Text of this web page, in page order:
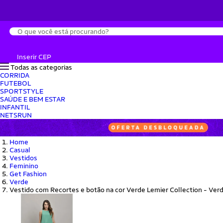
Busca
Inserir CEP
Todas as categorias
CORRIDA
FUTEBOL
SPORTSTYLE
SAÚDE E BEM ESTAR
INFANTIL
NETSRUN
Home
Casual
Vestidos
Feminino
Get Fashion
Verde
Vestido com Recortes e botão na cor Verde Lemier Collection -